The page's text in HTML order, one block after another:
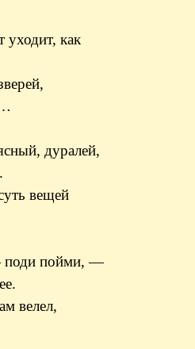
уходит, как
дуралей,
вещей
поди пойми, —
велел,